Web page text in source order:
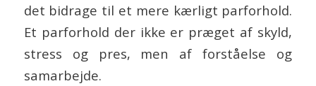
det bidrage til et mere kærligt parforhold.
Et parforhold der ikke er præget af skyld,
stress og pres, men af forståelse og
samarbejde.